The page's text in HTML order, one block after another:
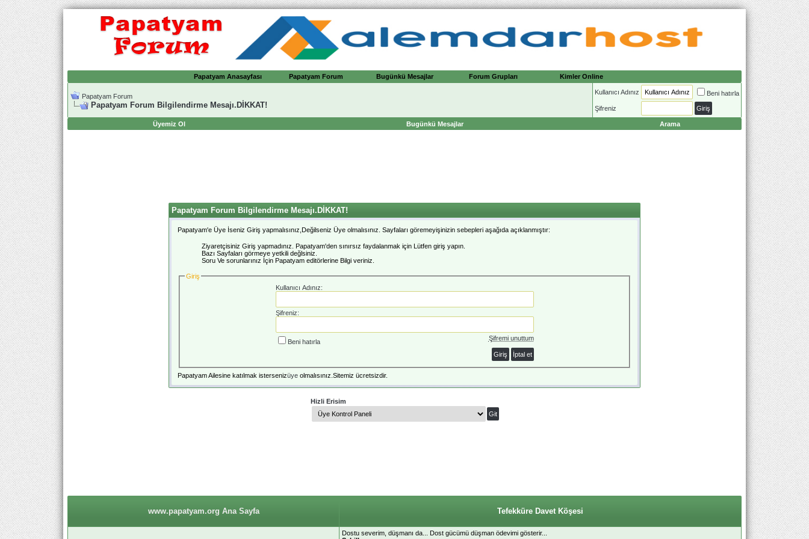
Papatyam Anasayfası Papatyam Forum Bugünkü Mesajlar Forum Grupları Kimler Online
Papatyam Forum
Papatyam Forum Bilgilendirme Mesajı.DİKKAT!
Kullanıcı Adınız Beni hatırla
Şifreniz
Üyemiz Ol Bugünkü Mesajlar Arama
Papatyam Forum Bilgilendirme Mesajı.DİKKAT!
Papatyam'e Üye İseniz Giriş yapmalısınız,Değilseniz Üye olmalısınız. Sayfaları göremeyişinizin sebepleri aşağıda açıklanmıştır:
Ziyaretçisiniz Giriş yapmadınız. Papatyam'den sınırsız faydalanmak için Lütfen giriş yapın.
Bazı Sayfaları görmeye yetkili değlsiniz.
Soru Ve sorunlarınız İçin Papatyam editörlerine Bilgi veriniz.
Giriş
Kullanıcı Adınız:
Şifreniz:
Şifremi unuttum
Beni hatırla
Papatyam Ailesine katılmak istersenizüye olmalısınız.Sitemiz ücretsizdir.
Hizli Erisim
www.papatyam.org Ana Sayfa Tefekküre Davet Köşesi
Dostu severim, düşmanı da... Dost gücümü düşman ödevimi gösterir...